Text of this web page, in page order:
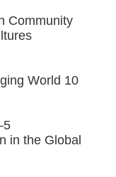
Community
World 10
in the Global